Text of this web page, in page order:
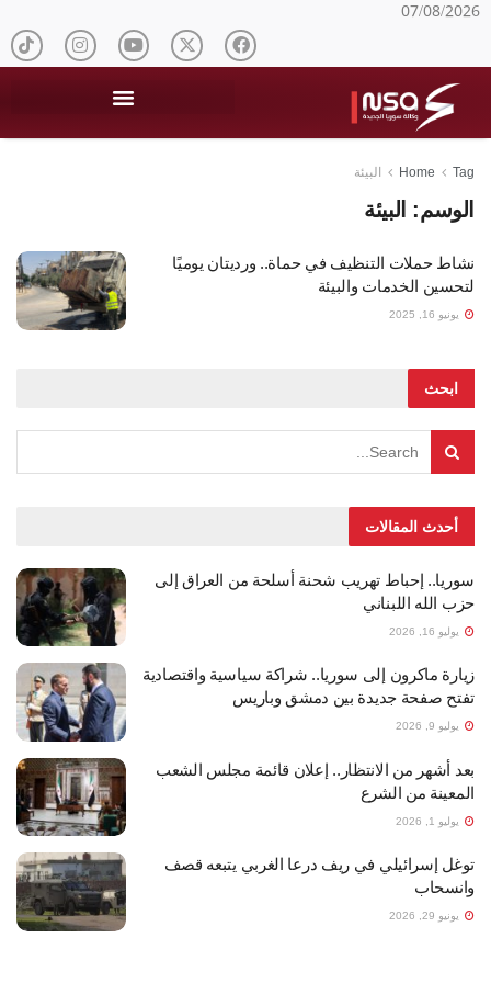
07/08/2026
Home Tag البيئة
الوسم: البيئة
نشاط حملات التنظيف في حماة.. ورديتان يوميًا
لتحسين الخدمات والبيئة
يونيو 16, 2025
ابحث
أحدث المقالات
سوريا.. إحباط تهريب شحنة أسلحة من العراق إلى
حزب الله اللبناني
يوليو 16, 2026
زيارة ماكرون إلى سوريا.. شراكة سياسية واقتصادية
تفتح صفحة جديدة بين دمشق وباريس
يوليو 9, 2026
بعد أشهر من الانتظار.. إعلان قائمة مجلس الشعب
المعينة من الشرع
يوليو 1, 2026
توغل إسرائيلي في ريف درعا الغربي يتبعه قصف
وانسحاب
يونيو 29, 2026